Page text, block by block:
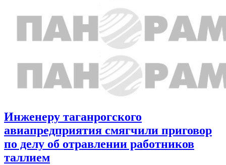
Инженеру таганрогского
авиапредприятия смягчили приговор
по делу об отравлении работников
таллием